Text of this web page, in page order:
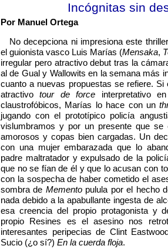
Incógnitas sin
Por Manuel Ortega
No decepciona ni impresiona este
el guionista vasco Luis Marías (Mensaka,
irregular pero atractivo debut tras la
al de Gual y Wallowits en la semana más
cuanto a nuevas propuestas se refiere.
atractivotour de force interpretativo
claustrofóbicos, Marías lo hace con un
jugando con el prototípico policía
vislumbramos y por un presente que se
amorosos y copas bien cargadas. Un
con una mujer embarazada que lo
padre maltratador y expulsado de la
que no se fían de él y que lo acusan con
con la sospecha de haber cometido el
sombra de Memento pulula por el hecho
nada debido a la apabullante ingesta de
esa creencia del propio protagonista y
propio Resines es el asesino nos
interesantes peripecias de Clint
Sucio (¿o sí?) En la cuerda floja.